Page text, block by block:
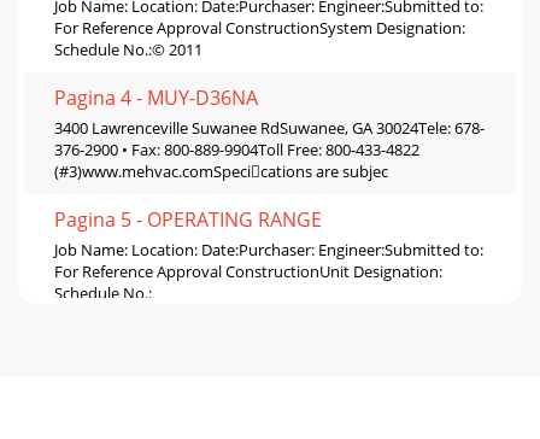
Job Name: Location: Date:Purchaser: Engineer:Submitted to:
For Reference Approval ConstructionSystem Designation:
Schedule No.:© 2011
Pagina 4 - MUY-D36NA
3400 Lawrenceville Suwanee RdSuwanee, GA 30024Tele: 678-
376-2900 • Fax: 800-889-9904Toll Free: 800-433-4822
(#3)www.mehvac.comSpecications are subjec
Pagina 5 - OPERATING RANGE
Job Name: Location: Date:Purchaser: Engineer:Submitted to:
For Reference Approval ConstructionUnit Designation:
Schedule No.: